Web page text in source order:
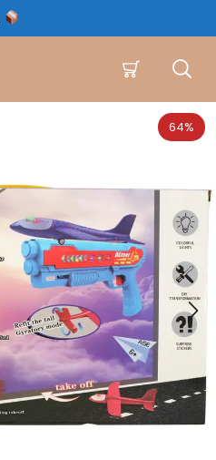
64%